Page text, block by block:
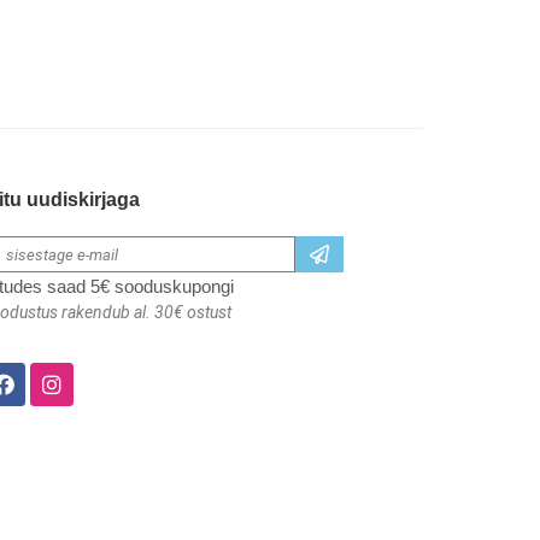
uudiskirjaga
saad 5€ sooduskupongi
rakendub al. 30€ ostust